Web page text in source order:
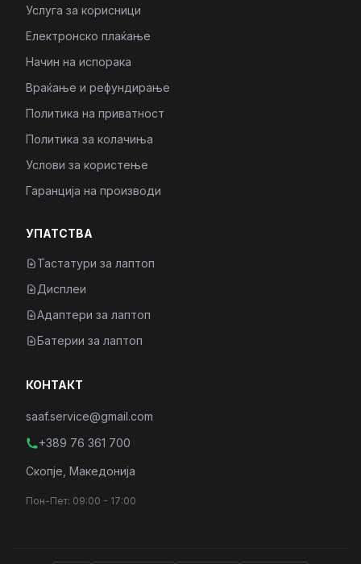
Услуга за корисници
Електронско плаќање
Начин на испорака
Враќање и рефундирање
Политика на приватност
Политика за колачиња
Услови за користење
Гаранција на производи
УПАТСТВА
Тастатури за лаптоп
Дисплеи
Адаптери за лаптоп
Батерии за лаптоп
КОНТАКТ
saaf.service@gmail.com
+389 76 361 700
Скопје, Македонија
Пон-Пет: 09:00 - 17:00